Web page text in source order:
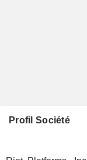
Profil Société